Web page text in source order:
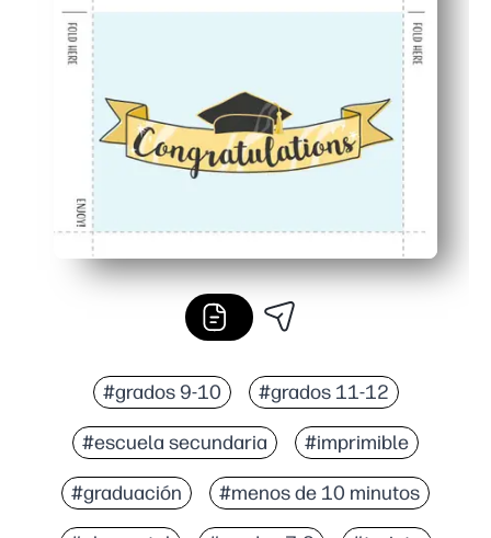
#grados 9-10 #grados 11-12
#escuela secundaria #imprimible
#graduación #menos de 10 minutos